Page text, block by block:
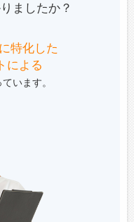
ましたか？
特化した
による
います。